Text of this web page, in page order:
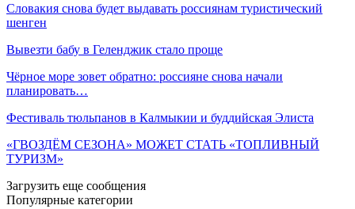
Словакия снова будет выдавать россиянам туристический
шенген
Вывезти бабу в Геленджик стало проще
Чёрное море зовет обратно: россияне снова начали
планировать…
Фестиваль тюльпанов в Калмыкии и буддийская Элиста
«ГВОЗДЁМ СЕЗОНА» МОЖЕТ СТАТЬ «ТОПЛИВНЫЙ
ТУРИЗМ»
Загрузить еще сообщения
Популярные категории